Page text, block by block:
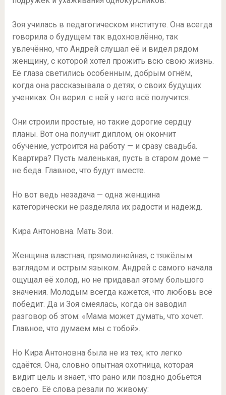
Зоя училась в педагогическом институте. Она всегда
говорила о будущем так вдохновлённо, так
увлечённо, что Андрей слушал её и видел рядом
женщину, с которой хотел прожить всю свою жизнь.
Её глаза светились особенным, добрым огнём,
когда она рассказывала о детях, о своих будущих
учениках. Он верил: с ней у него всё получится.
Они строили простые, но такие дорогие сердцу
планы. Вот она получит диплом, он окончит
обучение, устроится на работу — и сразу свадьба.
Квартира? Пусть маленькая, пусть в старом доме —
не беда. Главное, что будут вместе.
Но вот ведь незадача — одна женщина
категорически не разделяла их радости и надежд.
Кира Антоновна. Мать Зои.
Женщина властная, прямолинейная, с тяжёлым
взглядом и острым языком. Андрей с самого начала
ощущал её холод, но не придавал этому большого
значения. Молодым всегда кажется, что любовь всё
победит. Да и Зоя смеялась, когда он заводил
разговор об этом: «Мама может думать, что хочет.
Главное, что думаем мы с тобой».
Но Кира Антоновна была не из тех, кто легко
сдаётся. Она, словно опытная охотница, которая
видит цель и знает, что рано или поздно добьётся
своего. Её слова резали по живому: